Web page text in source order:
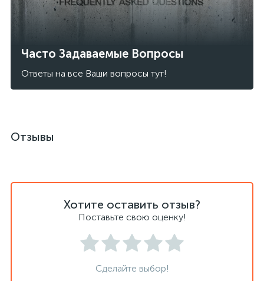
Часто Задаваемые Вопросы
Ответы на все Ваши вопросы тут!
Отзывы
Хотите оставить отзыв?
Поставьте свою оценку!
Сделайте выбор!